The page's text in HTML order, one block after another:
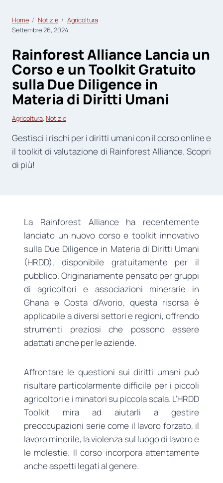
Home Notizie
Agricoltura
Settembre 26, 2024
Rainforest Alliance Lancia un
Corso e un Toolkit Gratuito
sulla Due Diligence in
Materia di Diritti Umani
Agricoltura, Notizie
Gestisci i rischi per i diritti umani con il corso online e
il toolkit di valutazione di Rainforest Alliance. Scopri
di più!
La Rainforest Alliance ha recentemente
lanciato un nuovo corso e toolkit innovativo
sulla Due Diligence in Materia di Diritti Umani
(HRDD), disponibile gratuitamente per il
pubblico. Originariamente pensato per gruppi
di agricoltori e associazioni minerarie in
Ghana e Costa d’Avorio, questa risorsa è
applicabile a diversi settori e regioni, offrendo
strumenti preziosi che possono essere
adattati anche per le aziende.
Affrontare le questioni sui diritti umani può
risultare particolarmente difficile per i piccoli
agricoltori e i minatori su piccola scala. L’HRDD
Toolkit mira ad aiutarli a gestire
preoccupazioni serie come il lavoro forzato, il
lavoro minorile, la violenza sul luogo di lavoro e
le molestie. Il corso incorpora attentamente
anche aspetti legati al genere.